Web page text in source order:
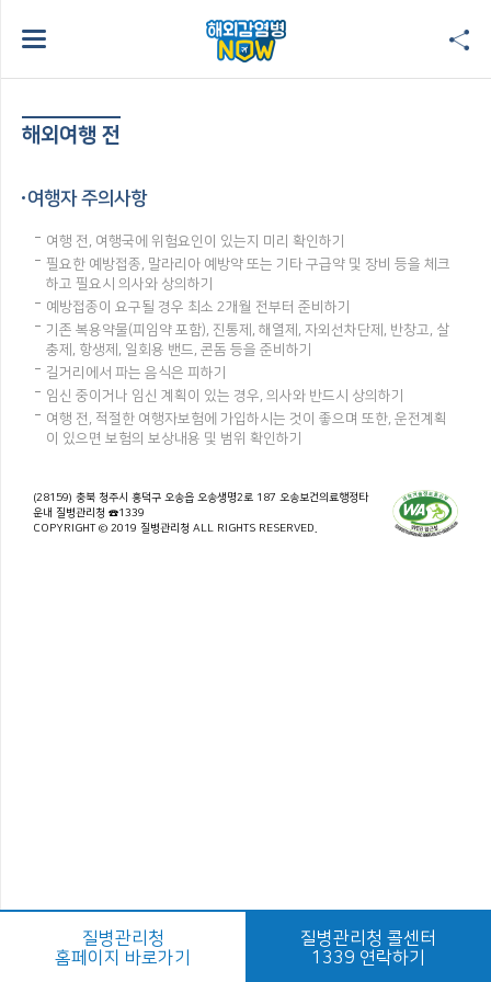
해외여행 전
여행자 주의사항
여행 전, 여행국에 위험요인이 있는지 미리 확인하기
필요한 예방접종, 말라리아 예방약 또는 기타 구급약 및 장비 등을 체크
하고 필요시 의사와 상의하기
예방접종이 요구될 경우 최소 2개월 전부터 준비하기
기존 복용약물(피임약 포함), 진통제, 해열제, 자외선차단제, 반창고, 살
충제, 항생제, 일회용 밴드, 콘돔 등을 준비하기
길거리에서 파는 음식은 피하기
임신 중이거나 임신 계획이 있는 경우, 의사와 반드시 상의하기
여행 전, 적절한 여행자보험에 가입하시는 것이 좋으며 또한, 운전계획
이 있으면 보험의 보상내용 및 범위 확인하기
(28159) 충북 청주시 흥덕구 오송읍 오송생명2로 187 오송보건의료행정타
운내 질병관리청 ☎1339
COPYRIGHT © 2019 질병관리청 ALL RIGHTS RESERVED.
질병관리청
홈페이지 바로가기
질병관리청 콜센터
1339 연락하기